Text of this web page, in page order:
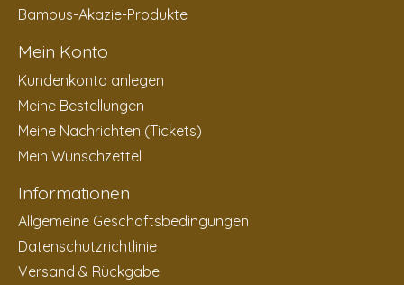
Bambus-Akazie-Produkte
Mein Konto
Kundenkonto anlegen
Meine Bestellungen
Meine Nachrichten (Tickets)
Mein Wunschzettel
Informationen
Allgemeine Geschäftsbedingungen
Datenschutzrichtlinie
Versand & Rückgabe